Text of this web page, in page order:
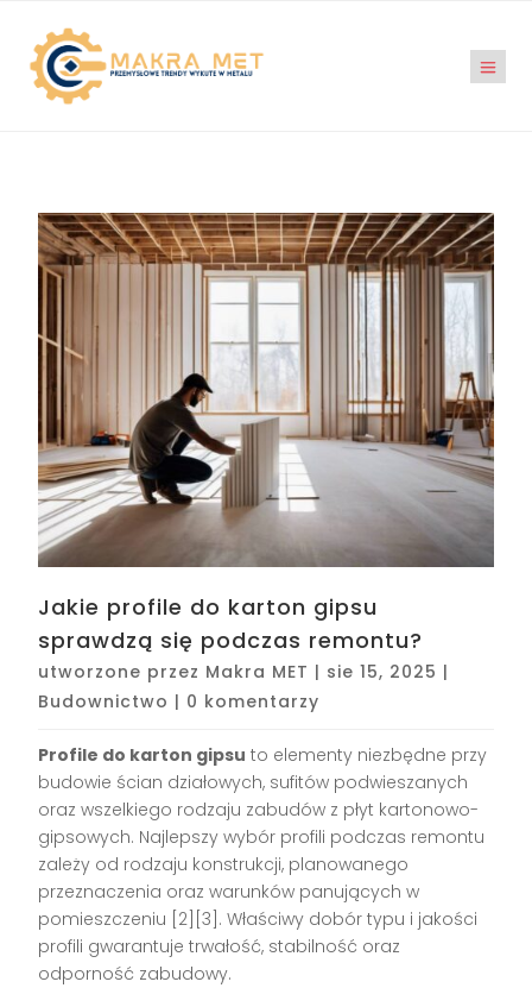
Jakie profile do karton gipsu
sprawdzą się podczas remontu?
utworzone przez Makra MET | sie 15, 2025 |
Budownictwo | 0 komentarzy
Profile do karton gipsu to elementy niezbędne przy
budowie ścian działowych, sufitów podwieszanych
oraz wszelkiego rodzaju zabudów z płyt kartonowo-
gipsowych. Najlepszy wybór profili podczas remontu
zależy od rodzaju konstrukcji, planowanego
przeznaczenia oraz warunków panujących w
pomieszczeniu [2][3] . Właściwy dobór typu i jakości
profili gwarantuje trwałość, stabilność oraz
odporność zabudowy.